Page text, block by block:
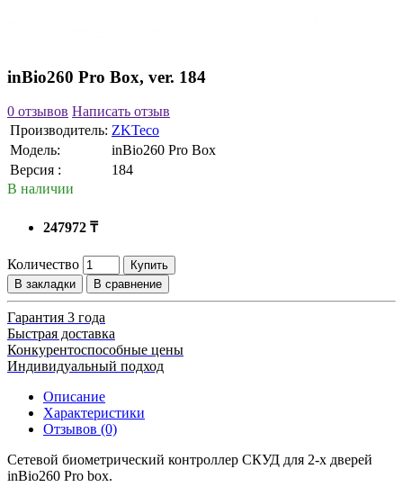
inBio260 Pro Box, ver. 184
0 отзывов Написать отзыв
Производитель: ZKTeco
Модель:
inBio260 Pro Box
Версия :
184
В наличии
247972 ₸
Количество
Купить
В закладки
В сравнение
Гарантия 3 года
Быстрая доставка
Конкурентоспособные цены
Индивидуальный подход
Описание
Характеристики
Отзывов (0)
Сетевой биометрический контроллер СКУД для 2-х дверей
inBio260 Pro box.